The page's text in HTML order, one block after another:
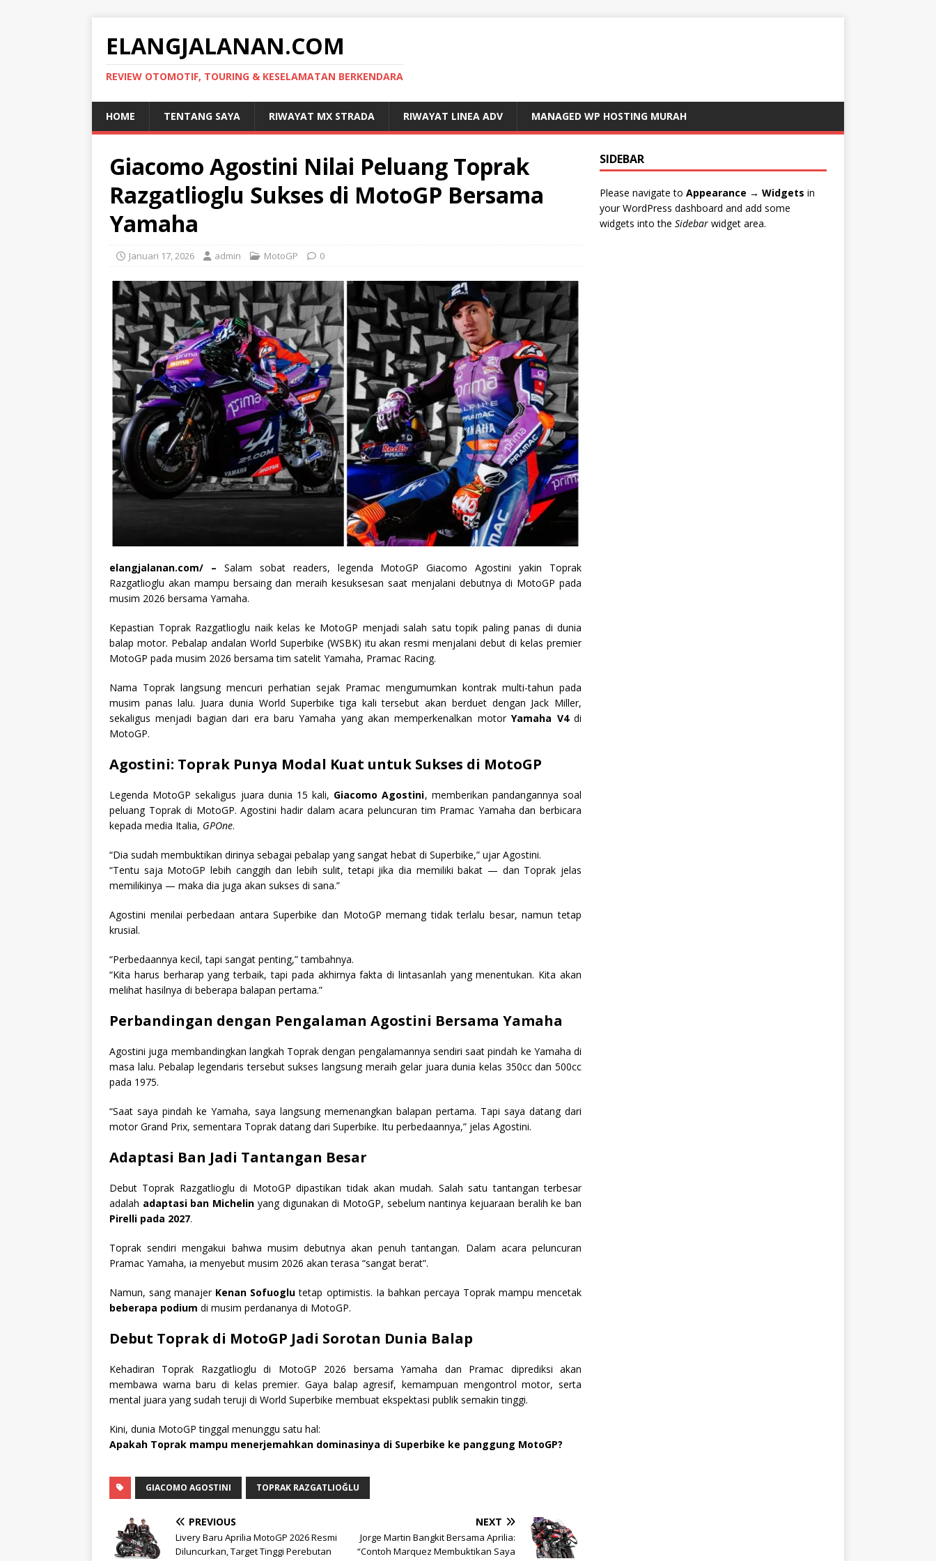
ELANGJALANAN.COM
REVIEW OTOMOTIF, TOURING & KESELAMATAN BERKENDARA
HOME TENTANG SAYA RIWAYAT MX STRADA RIWAYAT LINEA ADV MANAGED WP HOSTING MURAH
Giacomo Agostini Nilai Peluang Toprak
Razgatlioglu Sukses di MotoGP Bersama
Yamaha
Januari 17, 2026 admin MotoGP 0
elangjalanan.com/ – Salam sobat readers, legenda MotoGP Giacomo Agostini yakin Toprak
Razgatlioglu akan mampu bersaing dan meraih kesuksesan saat menjalani debutnya di MotoGP pada
musim 2026 bersama Yamaha.
Kepastian Toprak Razgatlioglu naik kelas ke MotoGP menjadi salah satu topik paling panas di dunia
balap motor. Pebalap andalan World Superbike (WSBK) itu akan resmi menjalani debut di kelas premier
MotoGP pada musim 2026 bersama tim satelit Yamaha, Pramac Racing.
Nama Toprak langsung mencuri perhatian sejak Pramac mengumumkan kontrak multi-tahun pada
musim panas lalu. Juara dunia World Superbike tiga kali tersebut akan berduet dengan Jack Miller,
sekaligus menjadi bagian dari era baru Yamaha yang akan memperkenalkan motorYamaha V4di
MotoGP.
Agostini: Toprak Punya Modal Kuat untuk Sukses di MotoGP
Legenda MotoGP sekaligus juara dunia 15 kali, Giacomo Agostini, memberikan pandangannya soal
peluang Toprak di MotoGP. Agostini hadir dalam acara peluncuran tim Pramac Yamaha dan berbicara
kepada media Italia, GPOne.
“Dia sudah membuktikan dirinya sebagai pebalap yang sangat hebat di Superbike,” ujar Agostini.
“Tentu saja MotoGP lebih canggih dan lebih sulit, tetapi jika dia memiliki bakat — dan Toprak jelas
memilikinya — maka dia juga akan sukses di sana.”
Agostini menilai perbedaan antara Superbike dan MotoGP memang tidak terlalu besar, namun tetap
krusial.
“Perbedaannya kecil, tapi sangat penting,” tambahnya.
“Kita harus berharap yang terbaik, tapi pada akhirnya fakta di lintasanlah yang menentukan. Kita akan
melihat hasilnya di beberapa balapan pertama.”
Perbandingan dengan Pengalaman Agostini Bersama Yamaha
Agostini juga membandingkan langkah Toprak dengan pengalamannya sendiri saat pindah ke Yamaha di
masa lalu. Pebalap legendaris tersebut sukses langsung meraih gelar juara dunia kelas 350cc dan 500cc
pada 1975.
“Saat saya pindah ke Yamaha, saya langsung memenangkan balapan pertama. Tapi saya datang dari
motor Grand Prix, sementara Toprak datang dari Superbike. Itu perbedaannya,” jelas Agostini.
Adaptasi Ban Jadi Tantangan Besar
Debut Toprak Razgatlioglu di MotoGP dipastikan tidak akan mudah. Salah satu tantangan terbesar
adalah adaptasi ban Michelin yang digunakan di MotoGP, sebelum nantinya kejuaraan beralih ke ban
Pirelli pada 2027.
Toprak sendiri mengakui bahwa musim debutnya akan penuh tantangan. Dalam acara peluncuran
Pramac Yamaha, ia menyebut musim 2026 akan terasa “sangat berat”.
Namun, sang manajer Kenan Sofuoglu tetap optimistis. Ia bahkan percaya Toprak mampu mencetak
beberapa podium di musim perdananya di MotoGP.
Debut Toprak di MotoGP Jadi Sorotan Dunia Balap
Kehadiran Toprak Razgatlioglu di MotoGP 2026 bersama Yamaha dan Pramac diprediksi akan
membawa warna baru di kelas premier. Gaya balap agresif, kemampuan mengontrol motor, serta
mental juara yang sudah teruji di World Superbike membuat ekspektasi publik semakin tinggi.
Kini, dunia MotoGP tinggal menunggu satu hal:
Apakah Toprak mampu menerjemahkan dominasinya di Superbike ke panggung MotoGP?
GIACOMO AGOSTINI TOPRAK RAZGATLIOĞLU
PREVIOUS
Livery Baru Aprilia MotoGP 2026 Resmi
Diluncurkan, Target Tinggi Perebutan
NEXT
Jorge Martin Bangkit Bersama Aprilia:
“Contoh Marquez Membuktikan Saya
SIDEBAR
Please navigate to Appearance → Widgets in
your WordPress dashboard and add some
widgets into the Sidebarwidget area.